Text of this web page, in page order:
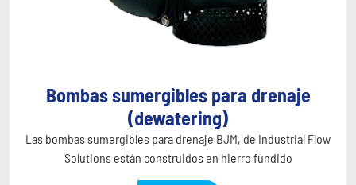
Bombas sumergibles para drenaje
(dewatering)
Las bombas sumergibles para drenaje BJM, de Industrial Flow
Solutions están construidos en hierro fundido